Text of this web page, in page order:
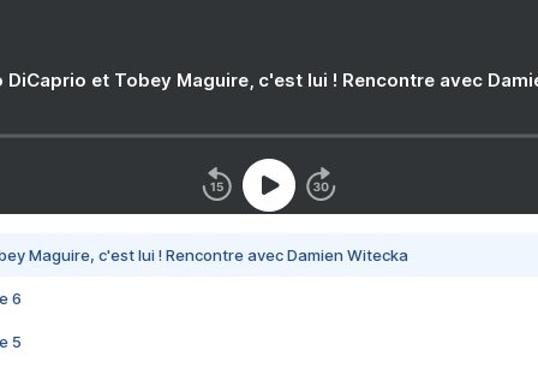
DiCaprio et Tobey Maguire, c'est lui ! Rencontre avec
Maguire, c'est lui ! Rencontre avec Damien Witecka
6
5